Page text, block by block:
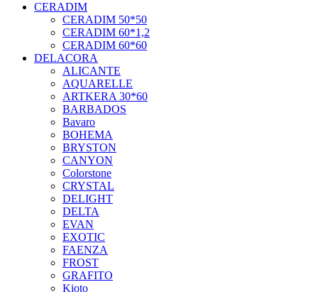
CERADIM
CERADIM 50*50
CERADIM 60*1,2
CERADIM 60*60
DELACORA
ALICANTE
AQUARELLE
ARTKERA 30*60
BARBADOS
Bavaro
BOHEMA
BRYSTON
CANYON
Colorstone
CRYSTAL
DELIGHT
DELTA
EVAN
EXOTIC
FAENZA
FROST
GRAFITO
Kioto